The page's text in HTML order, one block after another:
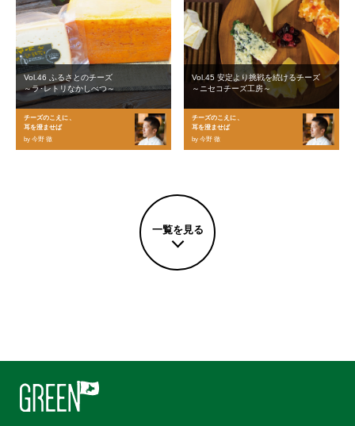
Vol.46 ふるさとのチーズ
～ラ･レトリなかしべつ～
チーズのこえに、
耳を澄ませば
by 今野 徹
Vol.45 安定より挑戦を続けるチーズ
～ニセコチーズ工房～
チーズのこえに、
耳を澄ませば
by 今野 徹
一覧を見る